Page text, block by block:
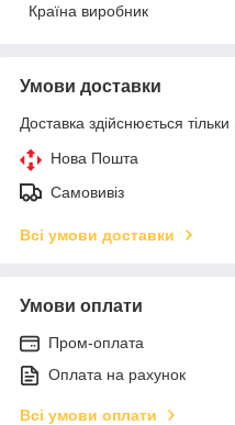
Країна виробник
Умови доставки
Доставка здійснюється
Нова Пошта
Самовивіз
Всі умови доставки
Умови оплати
Пром-оплата
Оплата на рахунок
Всі умови оплати